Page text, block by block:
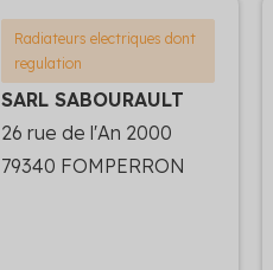
Radiateurs electriques dont
regulation
SARL SABOURAULT
26 rue de l'An 2000
79340 FOMPERRON